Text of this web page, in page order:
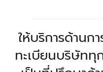
ให้บริการด้านก
ทะเบียนบริษัททุ